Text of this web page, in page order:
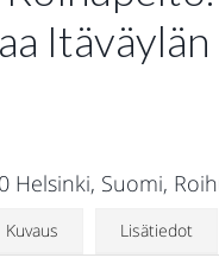
Itäväylän
Helsinki, Suomi,
Kuvaus Lisätiedot